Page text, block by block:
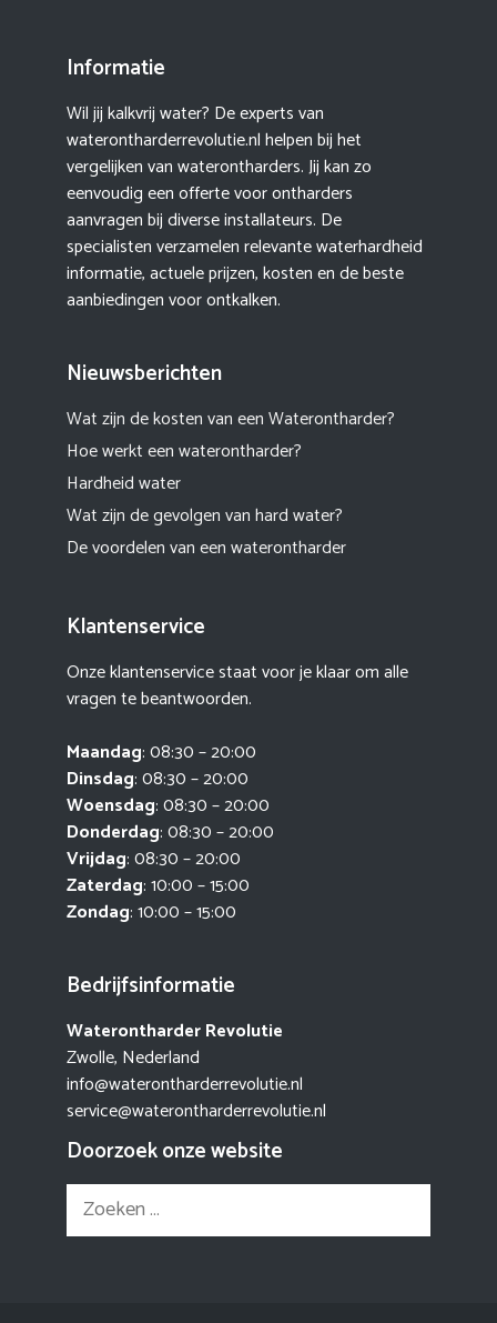
Informatie
Wil jij kalkvrij water? De experts van
waterontharderrevolutie.nl helpen bij het
vergelijken van waterontharders. Jij kan zo
eenvoudig een offerte voor ontharders
aanvragen bij diverse installateurs. De
specialisten verzamelen relevante waterhardheid
informatie, actuele prijzen, kosten en de beste
aanbiedingen voor ontkalken.
Nieuwsberichten
Wat zijn de kosten van een Waterontharder?
Hoe werkt een waterontharder?
Hardheid water
Wat zijn de gevolgen van hard water?
De voordelen van een waterontharder
Klantenservice
Onze klantenservice staat voor je klaar om alle
vragen te beantwoorden.
Maandag: 08:30 – 20:00
Dinsdag: 08:30 – 20:00
Woensdag: 08:30 – 20:00
Donderdag: 08:30 – 20:00
Vrijdag: 08:30 – 20:00
Zaterdag: 10:00 – 15:00
Zondag: 10:00 – 15:00
Bedrijfsinformatie
Waterontharder Revolutie
Zwolle, Nederland
info@waterontharderrevolutie.nl
service@waterontharderrevolutie.nl
Doorzoek onze website
Zoek
naar: